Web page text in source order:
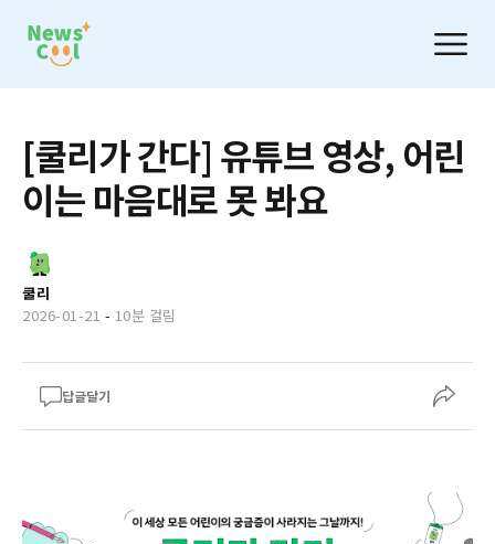
[쿨리가 간다] 유튜브 영상, 어린
이는 마음대로 못 봐요
쿨리
2026-01-21 - 10분 걸림
답글달기